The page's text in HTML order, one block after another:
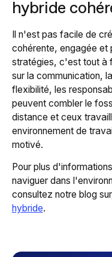
hybride
Il n'est pas facile de
cohérente, engagée et
stratégies, c'est tout à
sur la communication,
flexibilité, les
peuvent combler le
distance et ceux
environnement de
motivé.
Pour plus
naviguer dans
consultez notre blog sur
hybride.